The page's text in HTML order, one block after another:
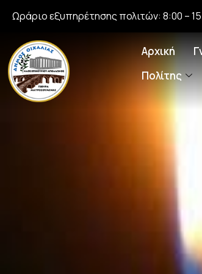
Ωράριο εξυπηρέτησης πολιτών: 8:00 –
Αρχική
Πολίτης